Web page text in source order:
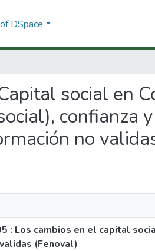
DSpace
social en
confianza
no
: Los cambios en el capital
(Fenoval)